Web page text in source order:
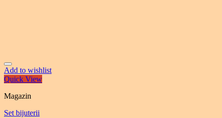
Add to wishlist
Quick View
Magazin
Set bijuterii